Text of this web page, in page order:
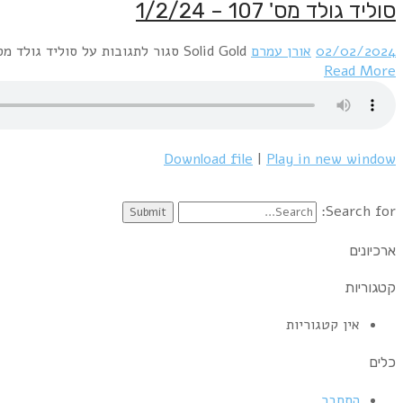
סוליד גולד מס' 107 – 1/2/24
02/02/2024 אורן עמרם Solid Gold סגור לתגובות על סוליד גולד מס' 107 –
Read More
Download file | Play in new window
Search for:
ארכיונים
קטגוריות
אין קטגוריות
כלים